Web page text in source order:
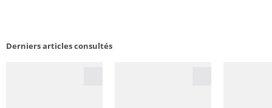
Derniers articles consultés